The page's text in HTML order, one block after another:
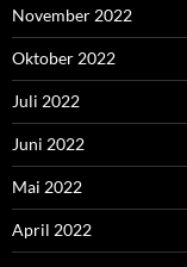
November 2022
Oktober 2022
Juli 2022
Juni 2022
Mai 2022
April 2022